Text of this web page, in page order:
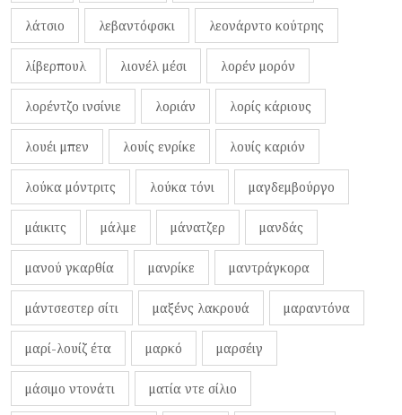
λάτσιο λεβαντόφσκι λεονάρντο κούτρης
λίβερπουλ λιονέλ μέσι λορέν μορόν
λορέντζο ινσίνιε λοριάν λορίς κάριους
λουέι μπεν λουίς ενρίκε λουίς καριόν
λούκα μόντριτς λούκα τόνι μαγδεμβούργο
μάικιτς μάλμε μάνατζερ μανδάς
μανού γκαρθία μανρίκε μαντράγκορα
μάντσεστερ σίτι μαξένς λακρουά μαραντόνα
μαρί-λουίζ έτα μαρκό μαρσέιγ
μάσιμο ντονάτι ματία ντε σίλιο